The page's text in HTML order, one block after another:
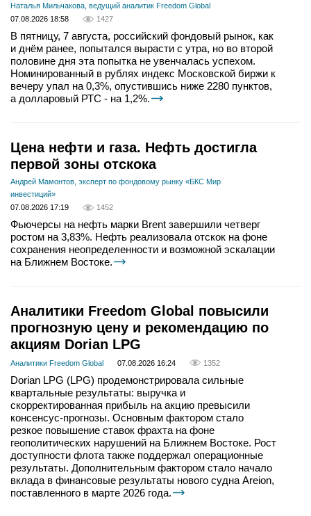
Наталья Мильчакова, ведущий аналитик Freedom Global
07.08.2026 18:58
1427
В пятницу, 7 августа, российский фондовый рынок, как
и днём ранее, попытался вырасти с утра, но во второй
половине дня эта попытка не увенчалась успехом.
Номинированный в рублях индекс Московской биржи к
вечеру упал на 0,3%, опустившись ниже 2280 пунктов,
а долларовый РТС - на 1,2%.
Цена нефти и газа. Нефть достигла
первой зоны отскока
Андрей Мамонтов, эксперт по фондовому рынку «БКС Мир
инвестиций»
07.08.2026 17:19
1452
Фьючерсы на нефть марки Brent завершили четверг
ростом на 3,83%. Нефть реализовала отскок на фоне
сохранения неопределенности и возможной эскалации
на Ближнем Востоке.
Аналитики Freedom Global повысили
прогнозную цену и рекомендацию по
акциям Dorian LPG
Аналитики Freedom Global 07.08.2026 16:24 1352
Dorian LPG (LPG) продемонстрировала сильные
квартальные результаты: выручка и
скорректированная прибыль на акцию превысили
консенсус-прогнозы. Основным фактором стало
резкое повышение ставок фрахта на фоне
геополитических нарушений на Ближнем Востоке. Рост
доступности флота также поддержал операционные
результаты. Дополнительным фактором стало начало
вклада в финансовые результаты нового судна Areion,
поставленного в марте 2026 года.